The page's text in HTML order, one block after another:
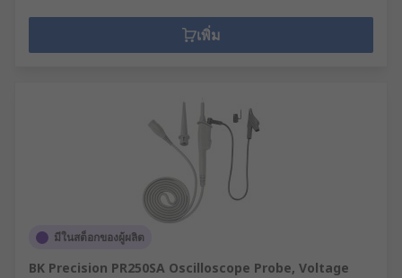
เพิ่ม
มีในสต็อกของผู้ผลิต
BK Precision PR250SA Oscilloscope Probe, Voltage